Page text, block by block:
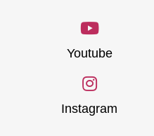
Youtube
Instagram